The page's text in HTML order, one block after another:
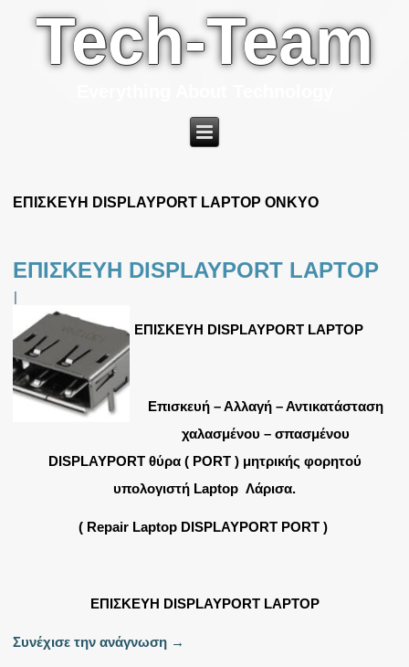
Tech-Team
ΕΠΙΣΚΕΥΗ DISPLAYPORT LAPTOP ONKYO
ΕΠΙΣΚΕΥΗ DISPLAYPORT LAPTOP
|
ΕΠΙΣΚΕΥΗ DISPLAYPORT LAPTOP
Επισκευή – Αλλαγή – Αντικατάσταση
χαλασμένου – σπασμένου
DISPLAYPORT θύρα ( PORT ) μητρικής φορητού
υπολογιστή Laptop Λάρισα.
( Repair Laptop DISPLAYPORT PORT )
ΕΠΙΣΚΕΥΗ DISPLAYPORT LAPTOP
Συνέχισε την ανάγνωση →